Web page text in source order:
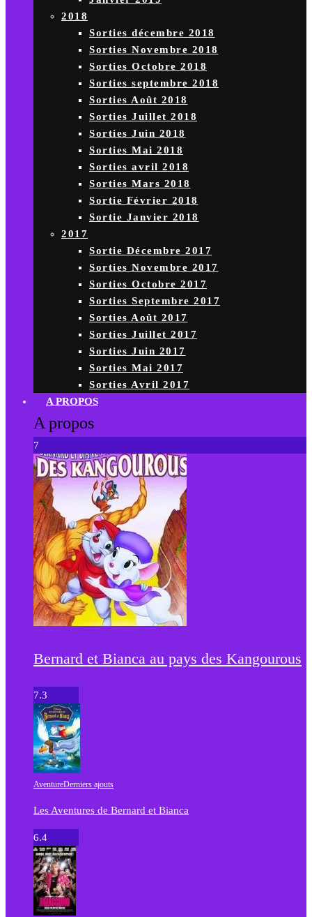
2018
Sorties décembre 2018
Sorties Novembre 2018
Sorties Octobre 2018
Sorties septembre 2018
Sorties Août 2018
Sorties Juillet 2018
Sorties Juin 2018
Sorties Mai 2018
Sorties avril 2018
Sorties Mars 2018
Sortie Février 2018
Sortie Janvier 2018
2017
Sortie Décembre 2017
Sorties Novembre 2017
Sorties Octobre 2017
Sorties Septembre 2017
Sorties Août 2017
Sorties Juillet 2017
Sorties Juin 2017
Sorties Mai 2017
Sorties Avril 2017
A PROPOS
A propos
7
Bernard et Bianca au pays des Kangourous
7.3
AventureDerniers ajouts
Les Aventures de Bernard et Bianca
6.4